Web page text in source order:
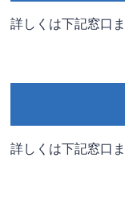
詳しくは下記窓口
詳しくは下記窓口